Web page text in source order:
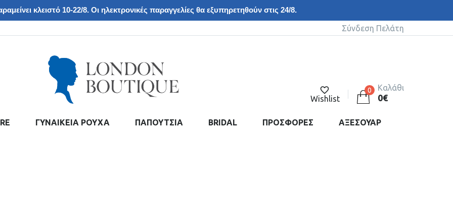
κλειστό 10-22/8. Οι ηλεκτρονικές παραγγελίες θα εξυπηρετηθούν στις 24/8.
Σύνδεση Πελάτη
Wishlist
0 Καλάθι
0€
ΓΥΝΑΙΚΕΙΑ ΡΟΥΧΑ ΠΑΠΟΥΤΣΙΑ BRIDAL ΠΡΟΣΦΟΡΕΣ ΑΞΕΣΟΥΑΡ